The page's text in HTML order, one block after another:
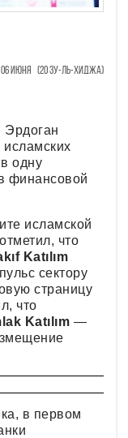
06 Июня (20 Зу-ль-хиджа)
Эрдоган
исламских
одну
финансовой
исламской
что
Katılım
сектору
страницу
что
Katılım —
в первом